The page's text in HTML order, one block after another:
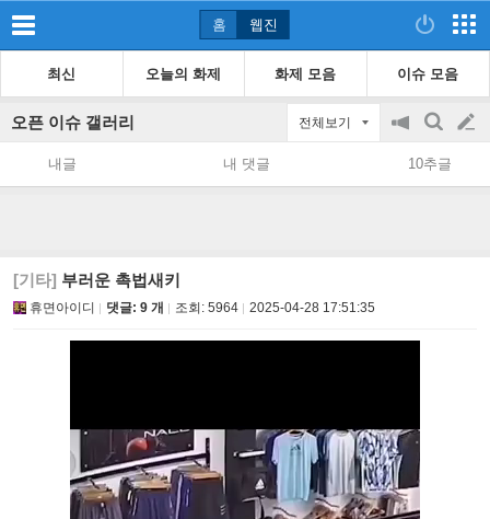
홈 웹진
최신 오늘의 화제 화제 모음 이슈 모음
오픈 이슈 갤러리 전체보기
공
지
on/off
검
색
글
쓰
내글 내 댓글 10추글
[기타] 부러운 촉법새키
휴면아이디 댓글: 9 개 조회: 5964 2025-04-28 17:51:35